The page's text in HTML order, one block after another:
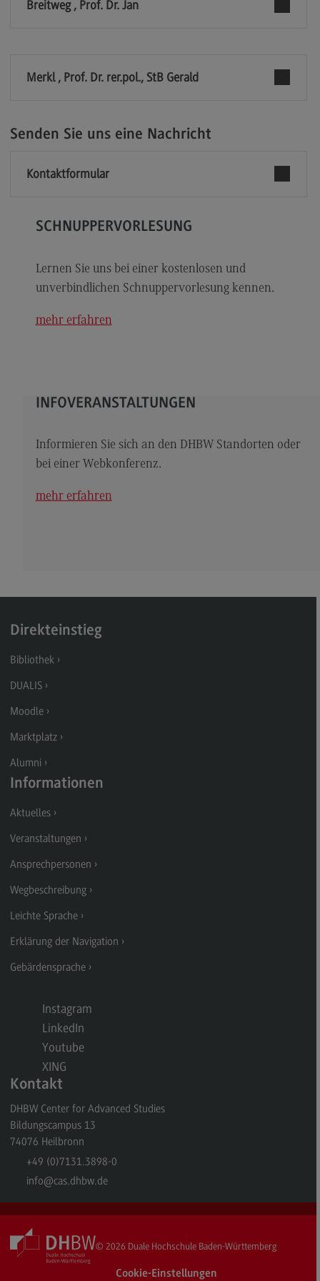
Kontakt
Berufsperspektiven
Digitalisierung in der Sozialen Arbeit
Modulangebot
Kontakt
Profil-O-Mat Elektrotechnik und
Rahmenbedingungen
Modulangebot
Berufsperspektiven
Modulangebot
Berufsperspektiven
Berufsperspektiven
Modulangebot
Berufsperspektiven
Kontakt
Governance Sozialer Arbeit
Governance Sozialer Arbeit
Modulangebot
Berufsperspektiven
Kontakt
Informatik
Informatik
Profil-O-Mat Informatik
Breitweg , Prof. Dr. Jan
Merkl , Prof. Dr. rer.pol., StB Gerald
Senden Sie uns eine Nachricht
Kontaktformular
SCHNUPPERVORLESUNG
Lernen Sie uns bei einer kostenlosen und
unverbindlichen Schnuppervorlesung kennen.
mehr erfahren
INFOVERANSTALTUNGEN
Informieren Sie sich an den DHBW Standorten oder
bei einer Webkonferenz.
mehr erfahren
Direkteinstieg
Bibliothek
DUALIS
Moodle
Marktplatz
Alumni
Informationen
Aktuelles
Veranstaltungen
Ansprechpersonen
Wegbeschreibung
Leichte Sprache
Erklärung der Navigation
Gebärdensprache
Instagram
LinkedIn
Youtube
XING
Kontakt
DHBW Center for Advanced Studies
Bildungscampus 13
74076 Heilbronn
+49 (0)7131.3898-0
info@cas.dhbw.de
© 2026 Duale Hochschule Baden-Württemberg
Cookie-Einstellungen